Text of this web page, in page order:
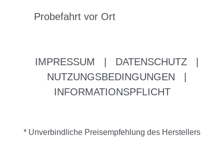
Probefahrt vor Ort
IMPRESSUM DATENSCHUTZ
NUTZUNGSBEDINGUNGEN
INFORMATIONSPFLICHT
* Unverbindliche Preisempfehlung des Herstellers